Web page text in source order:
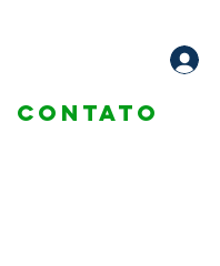
Contato